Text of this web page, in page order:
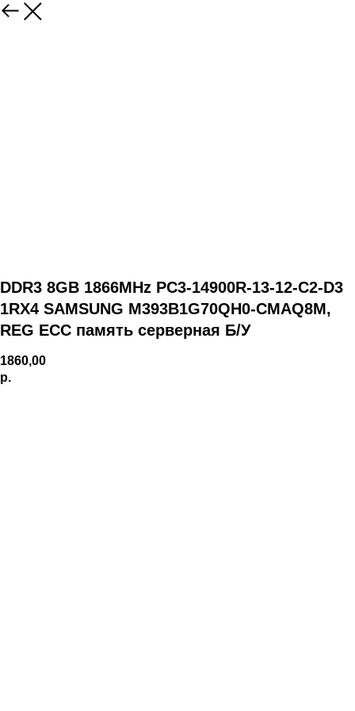
DDR3 8GB 1866MHz PC3-14900R-13-12-C2-D3
1RX4 SAMSUNG M393B1G70QH0-CMAQ8M,
REG ECC память серверная Б/У
1860,00
р.